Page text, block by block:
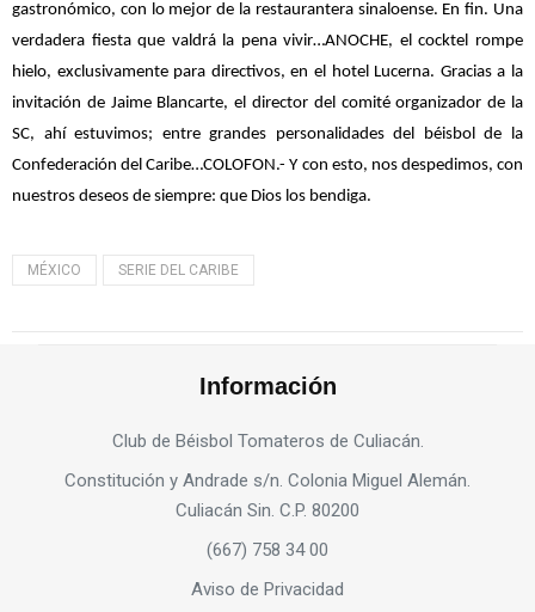
gastronómico, con lo mejor de la restaurantera sinaloense. En fin. Una
verdadera fiesta que valdrá la pena vivir…ANOCHE, el cocktel rompe
hielo, exclusivamente para directivos, en el hotel Lucerna. Gracias a la
invitación de Jaime Blancarte, el director del comité organizador de la
SC, ahí estuvimos; entre grandes personalidades del béisbol de la
Confederación del Caribe…COLOFON.- Y con esto, nos despedimos, con
nuestros deseos de siempre: que Dios los bendiga.
MÉXICO SERIE DEL CARIBE
Información
Club de Béisbol Tomateros de Culiacán.
Constitución y Andrade s/n. Colonia Miguel Alemán.
Culiacán Sin. C.P. 80200
(667) 758 34 00
Aviso de Privacidad